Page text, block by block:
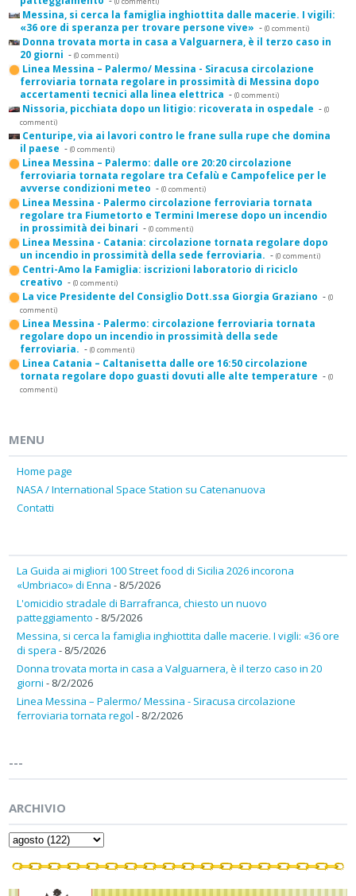
Messina, si cerca la famiglia inghiottita dalle macerie. I vigili:
«36 ore di speranza per trovare persone vive» - (0 commenti)
Donna trovata morta in casa a Valguarnera, è il terzo caso in
20 giorni - (0 commenti)
Linea Messina – Palermo/ Messina - Siracusa circolazione
ferroviaria tornata regolare in prossimità di Messina dopo
accertamenti tecnici alla linea elettrica - (0 commenti)
Nissoria, picchiata dopo un litigio: ricoverata in ospedale - (0
commenti)
Centuripe, via ai lavori contro le frane sulla rupe che domina
il paese - (0 commenti)
Linea Messina – Palermo: dalle ore 20:20 circolazione
ferroviaria tornata regolare tra Cefalù e Campofelice per le
avverse condizioni meteo - (0 commenti)
Linea Messina - Palermo circolazione ferroviaria tornata
regolare tra Fiumetorto e Termini Imerese dopo un incendio
in prossimità dei binari - (0 commenti)
Linea Messina - Catania: circolazione tornata regolare dopo
un incendio in prossimità della sede ferroviaria. - (0 commenti)
Centri-Amo la Famiglia: iscrizioni laboratorio di riciclo
creativo - (0 commenti)
La vice Presidente del Consiglio Dott.ssa Giorgia Graziano - (0
commenti)
Linea Messina - Palermo: circolazione ferroviaria tornata
regolare dopo un incendio in prossimità della sede
ferroviaria. - (0 commenti)
Linea Catania – Caltanisetta dalle ore 16:50 circolazione
tornata regolare dopo guasti dovuti alle alte temperature - (0
commenti)
MENU
Home page
NASA / International Space Station su Catenanuova
Contatti
La Guida ai migliori 100 Street food di Sicilia 2026 incorona
«Umbriaco» di Enna - 8/5/2026
L'omicidio stradale di Barrafranca, chiesto un nuovo
patteggiamento - 8/5/2026
Messina, si cerca la famiglia inghiottita dalle macerie. I vigili: «36 ore
di spera - 8/5/2026
Donna trovata morta in casa a Valguarnera, è il terzo caso in 20
giorni - 8/2/2026
Linea Messina – Palermo/ Messina - Siracusa circolazione
ferroviaria tornata regol - 8/2/2026
---
ARCHIVIO